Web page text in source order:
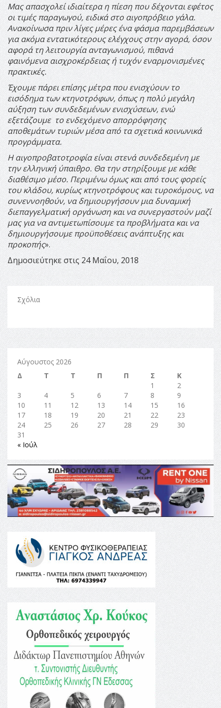
Μας απασχολεί ιδιαίτερα η πίεση που δέχονται εφέτος
οι τιμές παραγωγού, ειδικά στο αιγοπρόβειο γάλα.
Ανακοίνωσα πριν λίγες μέρες ένα φάσμα παρεμβάσεων
για ακόμα εντατικότερους ελέγχους στην αγορά, όσον
αφορά τη λειτουργία ανταγωνισμού, πιθανά
φαινόμενα αισχροκέρδειας ή τυχόν εναρμονισμένες
πρακτικές.
Έχουμε πάρει επίσης μέτρα που ενισχύουν το
εισόδημα των κτηνοτρόφων, όπως η πολύ μεγάλη
αύξηση των συνδεδεμένων ενισχύσεων, ενώ
εξετάζουμε το ενδεχόμενο απορρόφησης
αποθεμάτων τυριών μέσα από τα σχετικά κοινωνικά
προγράμματα.
Η αιγοπροβατοτροφία είναι στενά συνδεδεμένη με
την ελληνική ύπαιθρο. Θα την στηρίξουμε με κάθε
διαθέσιμο μέσο. Περιμένω όμως και από τους φορείς
του κλάδου, κυρίως κτηνοτρόφους και τυροκόμους, να
συνεννοηθούν, να δημιουργήσουν μια δυναμική
διεπαγγελματική οργάνωση και να συνεργαστούν μαζί
μας για να αντιμετωπίσουμε τα προβλήματα και να
δημιουργήσουμε προϋποθέσεις ανάπτυξης και
προκοπής».
Δημοσιεύτηκε στις 24 Μαΐου, 2018
Σχόλια
Αύγουστος 2026
Δ
Τ Τ Π Π Σ
Κ
1
2
3
4 5 6 7 8
9
10
11 12 13 14 15
16
17
18 19 20 21 22
23
24
25 26 27 28 29
30
31
« Ιούλ